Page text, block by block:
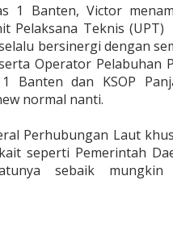
1 Banten, Victor
Pelaksana Teknis (UPT)
bersinergi dengan
Operator Pelabuhan
Banten dan KSOP
normal nanti.
Perhubungan Laut
seperti Pemerintah
sebaik mungkin